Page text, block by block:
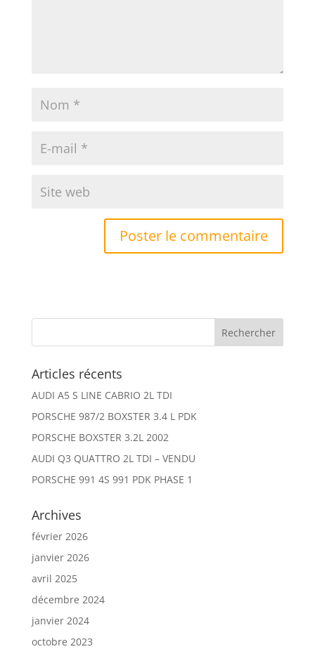
Articles récents
AUDI A5 S LINE CABRIO 2L TDI
PORSCHE 987/2 BOXSTER 3.4 L PDK
PORSCHE BOXSTER 3.2L 2002
AUDI Q3 QUATTRO 2L TDI – VENDU
PORSCHE 991 4S 991 PDK PHASE 1
Archives
février 2026
janvier 2026
avril 2025
décembre 2024
janvier 2024
octobre 2023